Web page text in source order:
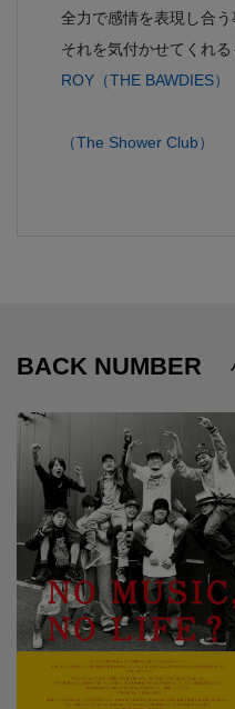
全力で感情を表現し合
それを気付かせてくれ
ROY（THE BAWDIES）
（The Shower Club）
BACK NUMBER